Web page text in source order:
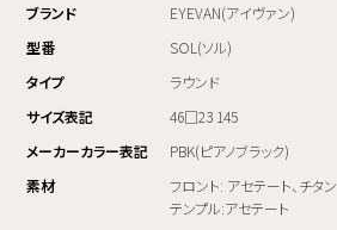
ブランド
EYEVAN(アイヴァン)
型番
SOL(ソル)
タイプ
ラウンド
サイズ表記
46□23 145
メーカーカラー表記
PBK(ピアノブラック)
素材
フロント: アセテート、チタン
テンプル:アセテート